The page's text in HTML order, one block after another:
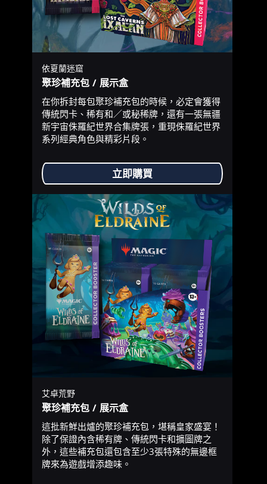
依夏蘭迷窟
聚珍補充包 / 展示盒
在你拆封每包聚珍補充包的時候，必定會獲得
傳統閃卡、稀有和／或秘稀牌，還有一張無疆
新宇宙侏羅紀世界合集牌張，重現侏羅紀世界
系列經典角色與精彩片段。
立即購買
艾卓荒野
聚珍補充包 / 展示盒
這批新鮮出爐的聚珍補充包，堪稱皇家盛宴！
除了保證內含稀有牌、傳統閃卡和擴圖牌之
外，這些補充包還包含至少3張特殊的無邊框
牌來為遊戲增添趣味。